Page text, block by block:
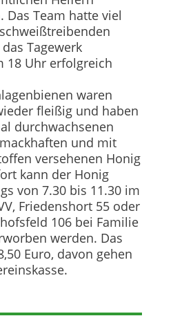
Das Team hatte viel
Tagewerk
18 Uhr erfolgreich
waren
fleißig und haben
durchwachsenen
und mit
versehenen Honig
kann der Honig
von 7.30 bis 11.30 im
Friedenshort 55 oder
106 bei Familie
werden. Das
Euro, davon gehen